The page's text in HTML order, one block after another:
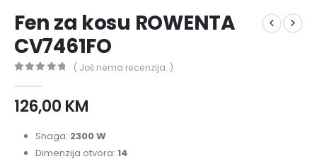
Fen za kosu ROWENTA
CV7461FO
( Još nema recenzija. )
126,00 KM
Snaga: 2300 W
Dimenzija otvora: 14